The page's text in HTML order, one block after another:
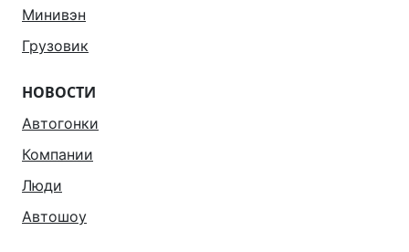
Минивэн
Грузовик
НОВОСТИ
Автогонки
Компании
Люди
Автошоу